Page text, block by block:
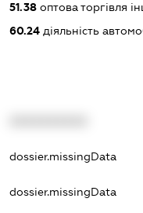
51.38 оптова торгівля
60.24 діяльність
dossier.missingData
dossier.missingData